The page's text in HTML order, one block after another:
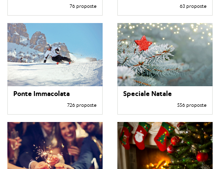
76 proposte 63 proposte
Ponte Immacolata
726 proposte
Speciale Natale
556 proposte